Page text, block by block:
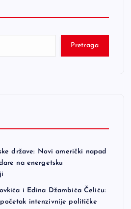
Pretraga
države: Novi američki napad
na energetsku
i Edina Džambića Čeliću:
intenzivnije političke